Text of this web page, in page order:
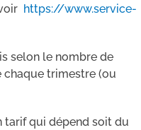
https://www.service-
selon le nombre de
trimestre (ou
tarif qui dépend soit du